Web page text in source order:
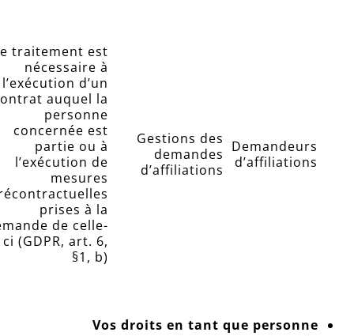
Demandeurs
d’affiliations
Gestions des
demandes
d’affiliations
traitement est
nécessaire à
l’exécution d’un
auquel la
personne
concernée est
partie ou à
l’exécution de
mesures
prises à la
de celle-
ci (GDPR, art. 6,
§1, b)
Vos droits en tant que personne